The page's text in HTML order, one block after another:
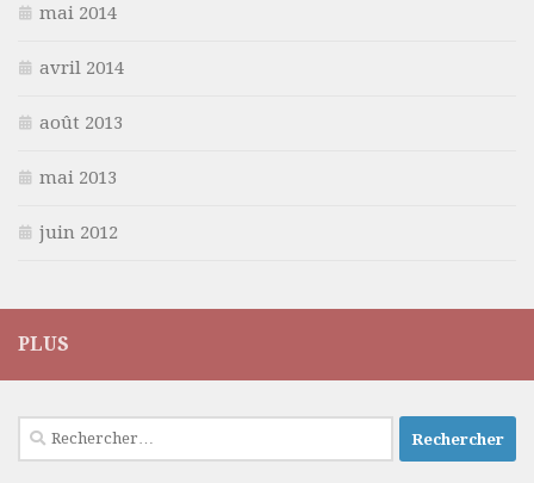
mai 2014
avril 2014
août 2013
mai 2013
juin 2012
PLUS
Rechercher :